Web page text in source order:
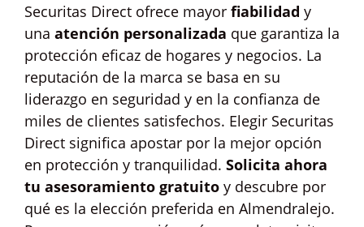
Securitas Direct ofrece mayor fiabilidad y
una atención personalizada que garantiza la
protección eficaz de hogares y negocios. La
reputación de la marca se basa en su
liderazgo en seguridad y en la confianza de
miles de clientes satisfechos. Elegir Securitas
Direct significa apostar por la mejor opción
en protección y tranquilidad. Solicita ahora
tu asesoramiento gratuito y descubre por
qué es la elección preferida en Almendralejo.